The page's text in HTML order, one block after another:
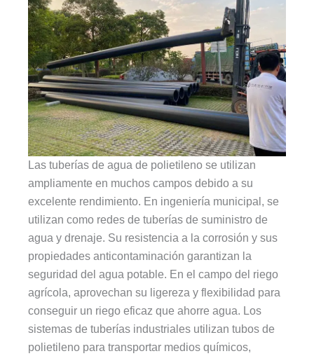
Las tuberías de agua de polietileno se utilizan
ampliamente en muchos campos debido a su
excelente rendimiento. En ingeniería municipal, se
utilizan como redes de tuberías de suministro de
agua y drenaje. Su resistencia a la corrosión y sus
propiedades anticontaminación garantizan la
seguridad del agua potable. En el campo del riego
agrícola, aprovechan su ligereza y flexibilidad para
conseguir un riego eficaz que ahorre agua. Los
sistemas de tuberías industriales utilizan tubos de
polietileno para transportar medios químicos,